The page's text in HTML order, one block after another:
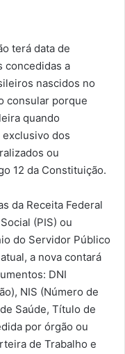
terá data de
concedidas a
nascidos no
consular porque
quando
exclusivo dos
ou
12 da Constituição.
da Receita Federal
(PIS) ou
do Servidor Público
a nova contará
DNI
NIS (Número de
Saúde, Título de
por órgão ou
de Trabalho e